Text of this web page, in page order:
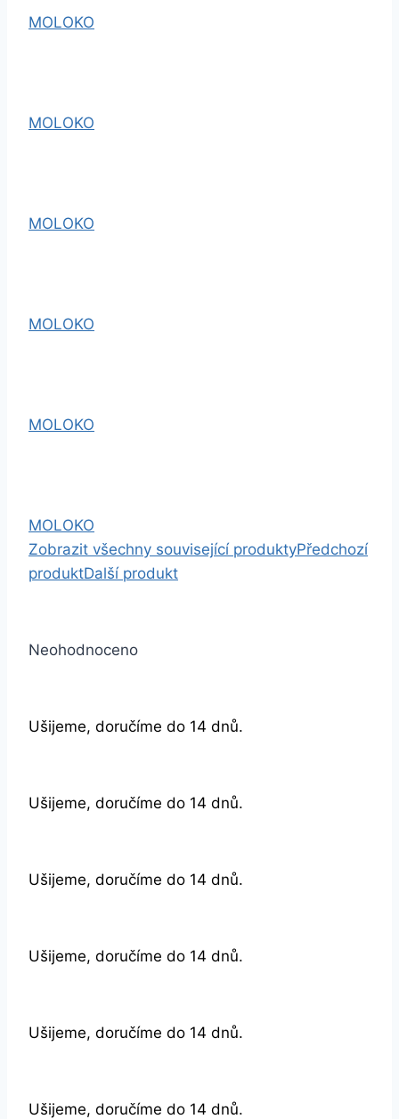
MOLOKO
MOLOKO
MOLOKO
MOLOKO
MOLOKO
MOLOKO
Zobrazit všechny související produktyPředchozí
produktDalší produkt
Neohodnoceno
Ušijeme, doručíme do 14 dnů.
Ušijeme, doručíme do 14 dnů.
Ušijeme, doručíme do 14 dnů.
Ušijeme, doručíme do 14 dnů.
Ušijeme, doručíme do 14 dnů.
Ušijeme, doručíme do 14 dnů.